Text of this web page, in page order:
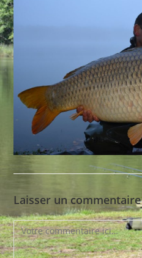
Laisser un commentaire